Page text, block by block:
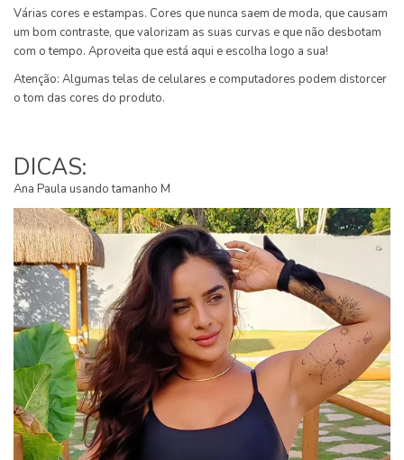
Várias cores e estampas. Cores que nunca saem de moda, que causam
um bom contraste, que valorizam as suas curvas e que não desbotam
com o tempo. Aproveita que está aqui e escolha logo a sua!
Atenção: Algumas telas de celulares e computadores podem distorcer
o tom das cores do produto.
DICAS:
Ana Paula usando tamanho M